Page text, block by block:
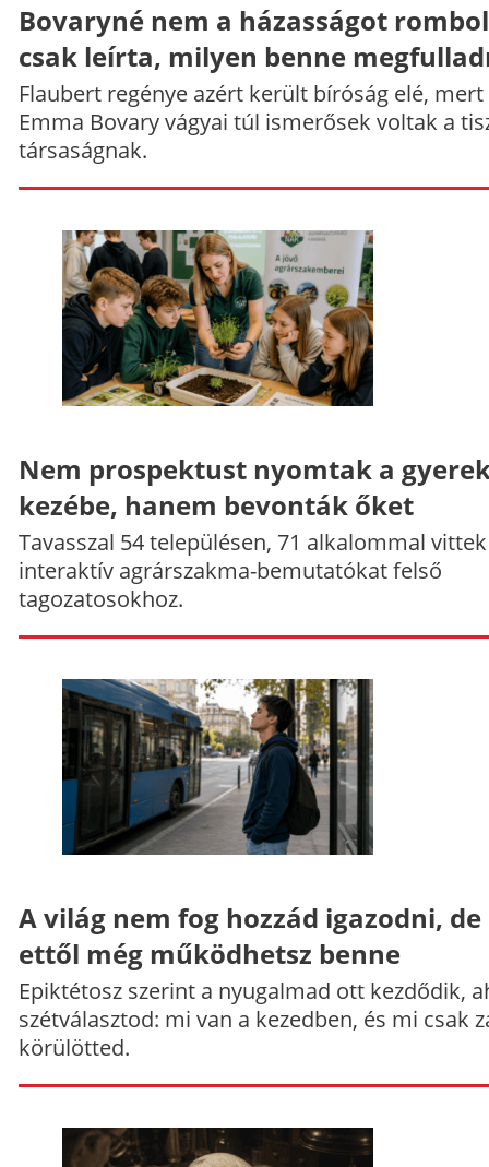
Bovaryné nem a házasságot
csak leírta, milyen benne
Flaubert regénye azért került bíróság elé, mert
Emma Bovary vágyai túl ismerősek voltak a
társaságnak.
Nem prospektust nyomtak a
kezébe, hanem bevonták őket
Tavasszal 54 településen, 71 alkalommal vittek
interaktív agrárszakma-bemutatókat felső
tagozatosokhoz.
A világ nem fog hozzád igazodni, de
ettől még működhetsz benne
Epiktétosz szerint a nyugalmad ott kezdődik,
szétválasztod: mi van a kezedben, és mi csak
körülötted.